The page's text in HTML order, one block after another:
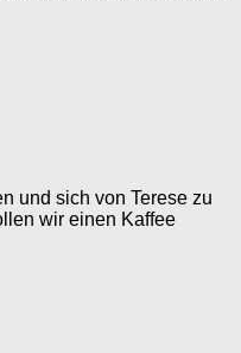
und sich von Terese zu
wir einen Kaffee